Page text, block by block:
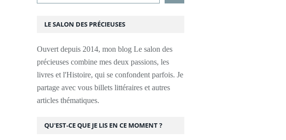
LE SALON DES PRÉCIEUSES
Ouvert depuis 2014, mon blog Le salon des
précieuses combine mes deux passions, les
livres et l'Histoire, qui se confondent parfois. Je
partage avec vous billets littéraires et autres
articles thématiques.
QU'EST-CE QUE JE LIS EN CE MOMENT ?